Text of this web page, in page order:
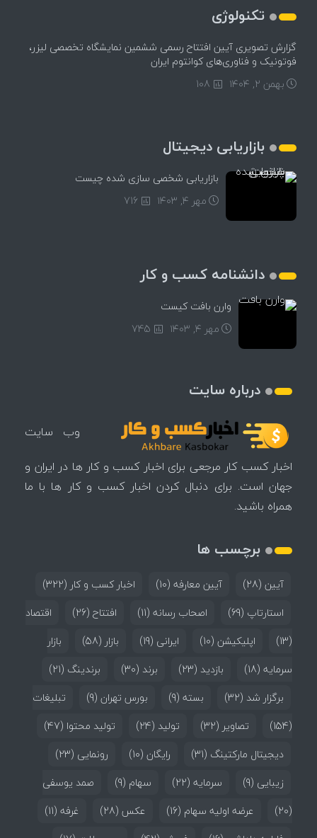
تکنولوژی
گزارش تصویری آیین افتتاح رسمی ششمین نمایشگاه تخصصی لیزر،
فوتونیک و فناوری‌های کوانتوم ایران
بهمن ۲, ۱۴۰۴
108
بازاریابی دیجیتال
بازاریابی شخصی سازی شده چیست
مهر ۴, ۱۴۰۳
716
دانشنامه کسب و کار
وارن بافت کیست
مهر ۴, ۱۴۰۳
745
درباره سایت
وب سایت
اخبار کسب کار مرجعی برای اخبار کسب و کار ها در ایران و
جهان است. برای دنبال کردن اخبار کسب و کار ها با ما
همراه باشید.
برچسب ها
آیین (28) آیین معارفه (10) اخبار کسب و کار (322)
استارتاپ (69) اصحاب رسانه (11) افتتاح (26)
اقتصاد
(13)
اپلیکیشن (10) ایرانی (19) بازار (58)
بازار
سرمایه (18) بازدید (23) برند (30) برندینگ (21)
برگزار شد (32) بسته (9) بورس تهران (9)
تبلیغات
(154)
تصاویر (32) تولید (24) تولید محتوا (47)
دیجیتال مارکتینگ (31) رایگان (10) رونمایی (23)
زیبایی (9) سرمایه (22) سهام (9)
صمد یوسفی
(20)
عرضه اولیه سهام (16) عکس (28) غرفه (11)